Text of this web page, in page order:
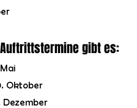
gibt es:
Oktober
Dezember